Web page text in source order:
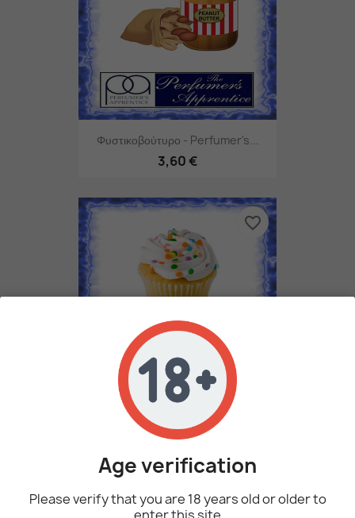
Φυστικοβούτυρο - Perfumer's...
3,60 €
Κέικ Βανίλια - Perfumer's...
3,60 €
favorite_border
favorite_border
Age verification
Please verify that you are 18 years old or older to